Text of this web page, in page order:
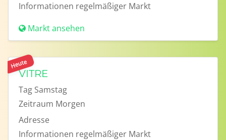
Informationen regelmäßiger Markt
Markt ansehen
Heute
VITRE
Tag Samstag
Zeitraum Morgen
Adresse
Informationen regelmäßiger Markt